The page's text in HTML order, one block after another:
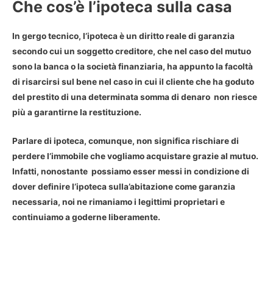
Che cos’è l’ipoteca sulla casa
In gergo tecnico, l’ipotecaè un diritto reale di garanzia
secondo cui un soggetto creditore, che nel caso del mutuo
sono la banca o la società finanziaria, ha appunto la facoltà
di risarcirsi sul bene nel caso in cui il cliente che ha goduto
del prestito di una determinata somma di denaro non riesce
più a garantirne la restituzione.
Parlare di ipoteca, comunque, non significa rischiare di
perdere l’immobile che vogliamo acquistare grazie al mutuo.
Infatti, nonostante possiamo esser messi in condizione di
dover definire l’ipoteca sulla’abitazionecome garanzia
necessaria, noi ne rimaniamo i legittimi proprietari e
continuiamo a goderne liberamente.